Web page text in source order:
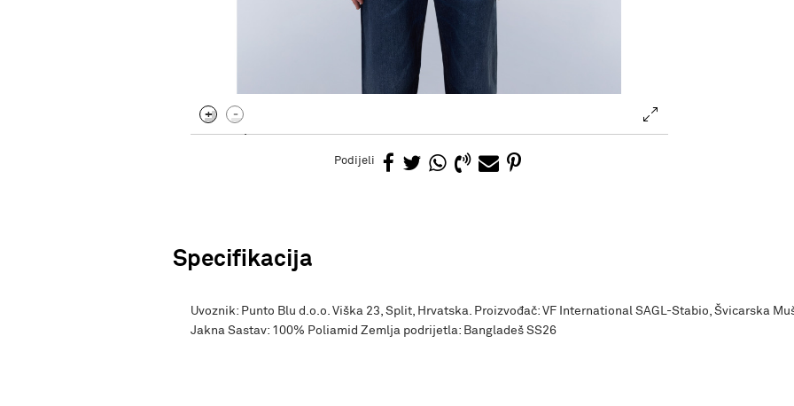
.
Podijeli
Specifikacija
Uvoznik: Punto Blu d.o.o. Viška 23, Split, Hrvatska. Proizvođač: VF International SAGL-Stabio, Švicarska
Jakna Sastav: 100% Poliamid Zemlja podrijetla: Bangladeš SS26